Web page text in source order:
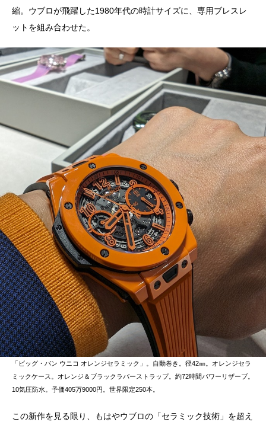
縮。ウブロが飛躍した1980年代の時計サイズに、専用ブレスレ
ットを組み合わせた。
「ビッグ・バン ウニコ オレンジセラミック」。自動巻き。径42㎜。オレンジセラ
ミックケース。オレンジ＆ブラックラバーストラップ。約72時間パワーリザーブ。
10気圧防水。予価405万9000円。世界限定250本。
この新作を見る限り、もはやウブロの「セラミック技術」を超え